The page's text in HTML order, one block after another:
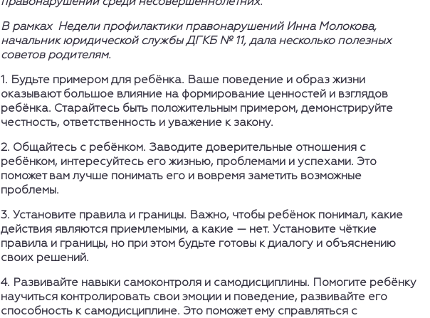
В рамках Недели профилактики правонарушений Инна Молокова,
начальник юридической службы ДГКБ № 11, дала несколько полезных
советов родителям.
1. Будьте примером для ребёнка. Ваше поведение и образ жизни
оказывают большое влияние на формирование ценностей и взглядов
ребёнка. Старайтесь быть положительным примером, демонстрируйте
честность, ответственность и уважение к закону.
2. Общайтесь с ребёнком. Заводите доверительные отношения с
ребёнком, интересуйтесь его жизнью, проблемами и успехами. Это
поможет вам лучше понимать его и вовремя заметить возможные
проблемы.
3. Установите правила и границы. Важно, чтобы ребёнок понимал, какие
действия являются приемлемыми, а какие — нет. Установите чёткие
правила и границы, но при этом будьте готовы к диалогу и объяснению
своих решений.
4. Развивайте навыки самоконтроля и самодисциплины. Помогите ребёнку
научиться контролировать свои эмоции и поведение, развивайте его
способность к самодисциплине. Это поможет ему справляться с